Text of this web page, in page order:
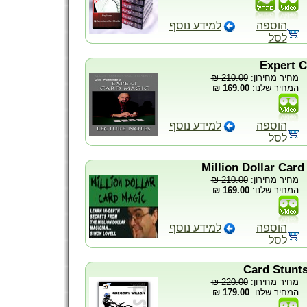
הוספה
לסל
למידע נוסף
מחיר מחירון:210.00 ₪
המחיר שלנו:169.00 ₪
הוספה
לסל
למידע נוסף
מחיר מחירון:210.00 ₪
המחיר שלנו:169.00 ₪
הוספה
לסל
למידע נוסף
מחיר מחירון:220.00 ₪
המחיר שלנו:179.00 ₪